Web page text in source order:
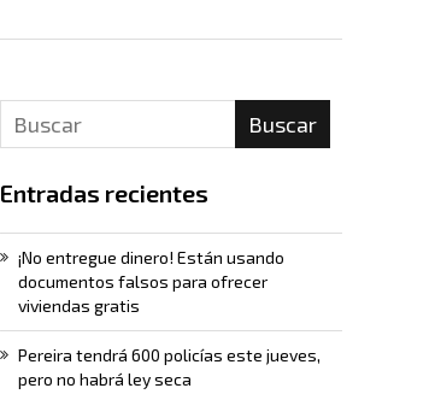
Buscar
Entradas recientes
¡No entregue dinero! Están usando
documentos falsos para ofrecer
viviendas gratis
Pereira tendrá 600 policías este jueves,
pero no habrá ley seca